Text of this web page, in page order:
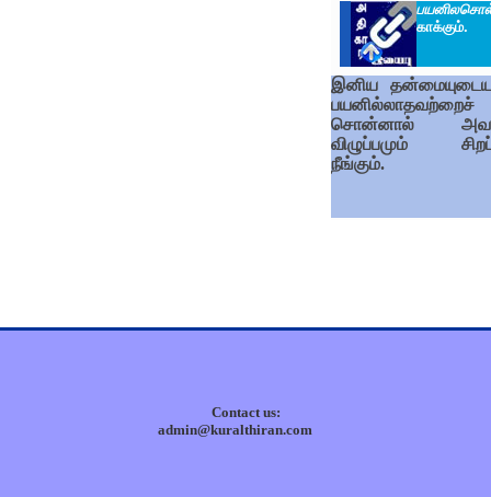
காக்கும்.
இனிய
பயனில்லாதவற்றைச்
சொன்னால்
விழுப்பமும்
நீங்கும்.
Contact us:
admin@kuralthiran.com